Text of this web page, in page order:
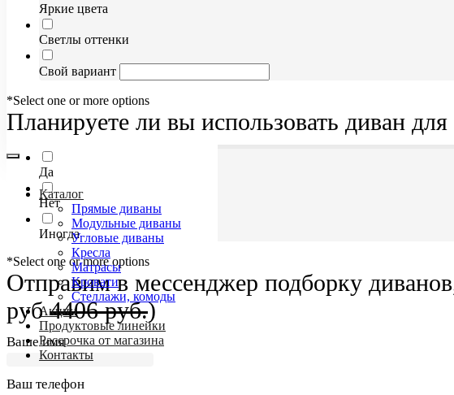
Яркие цвета
Светлы оттенки
Свой вариант
*Select one or more options
Планируете ли вы использовать диван для
Да
Нет
Иногда
*Select one or more options
Отправим в мессенджер подборку
руб4406 руб.)
Ваше имя
Ваш телефон
Каталог
Прямые диваны
Модульные диваны
Угловые диваны
Кресла
Матрасы
Кровати
Стеллажи, комоды
Акции
Продуктовые линейки
Рассрочка от магазина
Контакты